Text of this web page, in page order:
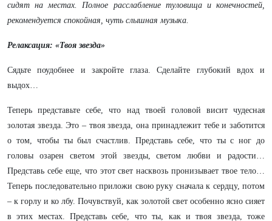
сидят на местах. Полное расслабление туловища и конечностей,
рекомендуется спокойная, чуть слышная музыка.
Релаксация: «Твоя звезда»
Сядьте поудобнее и закройте глаза. Сделайте глубокий вдох и
выдох…
Теперь представьте себе, что над твоей головой висит чудесная
золотая звезда. Это – твоя звезда, она принадлежит тебе и заботится
о том, чтобы ты был счастлив. Представь себе, что ты с ног до
головы озарен светом этой звезды, светом любви и радости…
Представь себе еще, что этот свет насквозь пронизывает твое тело…
Теперь последовательно приложи свою руку сначала к сердцу, потом
– к горлу и ко лбу. Почувствуй, как золотой свет особенно ясно сияет
в этих местах. Представь себе, что ты, как и твоя звезда, тоже